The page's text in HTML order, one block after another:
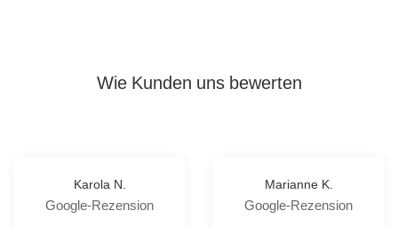
Wie Kunden uns bewerten
Karola N.
Google-Rezension
Marianne K.
Google-Rezension